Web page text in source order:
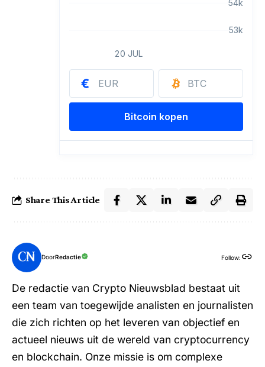
Share This Article
DoorRedactie Follow:
De redactie van Crypto Nieuwsblad bestaat uit
een team van toegewijde analisten en journalisten
die zich richten op het leveren van objectief en
actueel nieuws uit de wereld van cryptocurrency
en blockchain. Onze missie is om complexe